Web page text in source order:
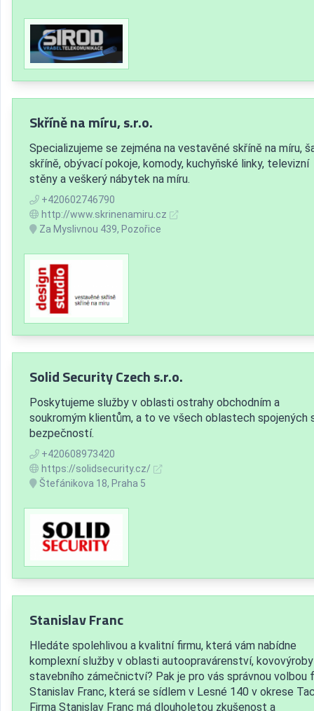
Skříně na míru, s.r.o.
Specializujeme se zejména na vestavěné skříně na míru,
skříně, obývací pokoje, komody, kuchyňské linky, televizní
stěny a veškerý nábytek na míru.
+420602746790
http://www.skrinenamiru.cz
Za Myslivnou 439, Pozořice
Solid Security Czech s.r.o.
Poskytujeme služby v oblasti ostrahy obchodním a
soukromým klientům, a to ve všech oblastech spojených
bezpečností.
+420608973420
https://solidsecurity.cz/
Štefánikova 18, Praha 5
Stanislav Franc
Hledáte spolehlivou a kvalitní firmu, která vám nabídne
komplexní služby v oblasti autoopravárenství,
stavebního zámečnictví? Pak je pro vás správnou volbou
Stanislav Franc, která se sídlem v Lesné 140 v okrese
Firma Stanislav Franc má dlouholetou zkušenost a